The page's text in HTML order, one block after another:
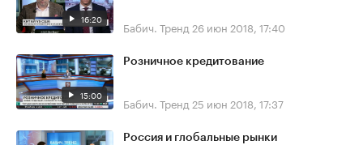
16:20 Бабич. Тренд 26 июн 2018, 17:40
15:00
Розничное кредитование
Бабич. Тренд 25 июн 2018, 17:37
Россия и глобальные рынки